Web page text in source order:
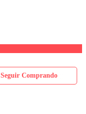
Seguir Comprando